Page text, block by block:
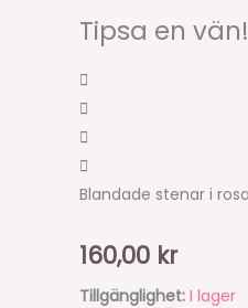
Tipsa en vän!
Blandade stenar i
160,00 kr
Tillgänglighet: I lager